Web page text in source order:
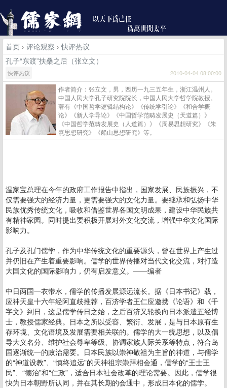
首页 › 评论观察 ›快评热议
孔子“东渡”扶桑之后（张立文）
快评热议 2010-04-04 08:00:00
作者简介：张立文，男，西历一九三五年生，浙江温州人。
中国人民大学孔子研究院院长，中国人民大学哲学院教授。
著有《中国哲学逻辑结构论》《传统学引论》《和合学概
论》《新人学导论》《中国哲学范畴发展史（天道篇）》
《中国哲学范畴发展史（人道篇）》《周易思想研究》《朱
熹思想研究》《船山思想研究》等。
温家宝总理在今年的政府工作报告中指出，国家发展、民族振兴，不
仅需要强大的经济力量，更需要强大的文化力量。要继承和弘扬中华
民族优秀传统文化，吸收和借鉴世界各国文明成果，建设中华民族共
有精神家园。同时提出要积极开展对外文化交流，增强中华文化国际
影响力。
孔子及孔门儒学，作为中华传统文化的重要源头，曾在世界上产生过
并仍旧在产生着重要影响。儒学的世界传播对当代文化交流，对打造
大国文化的国际影响力，仍有启发意义。——编者
中日两国一衣带水，儒学的传播发展源远流长。据《日本书记》载，
应神天皇十六年经阿直歧推荐，百济学者王仁应邀携《论语》和《千
字文》到日，这是儒学传日之始，之后百济又轮换向日本派遣五经博
士，教授儒家经典。日本之所以受容、繁衍、发展，是与日本原有生
存环境、文化语境及发展需要相关联的。儒学的大一统思想，以及倡
导大义名分、维护社会尊卑等级、协调家族人际关系等特点，符合岛
国逐渐统一的政治需要。日本民族以崇神敬祖为主旨的神道，与儒学
的“神道设教”、“慎终追远”的天神祖宗崇拜相会通，儒学的“王士王
民”、“德治”和“仁政”，适合日本社会改革的理论需要。因此，儒学很
快为日本朝野所认同，并在其长期的会通中，形成日本化的儒学。